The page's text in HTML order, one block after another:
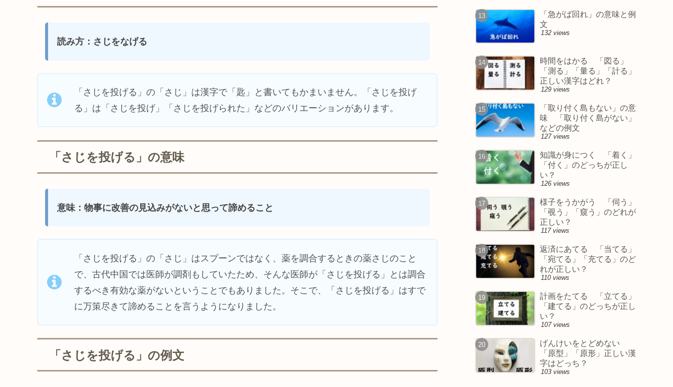
読み方：さじをなげる
「さじを投げる」の「さじ」は漢字で「匙」と書いてもかまいません。「さじを投げ
る」は「さじを投げ」「さじを投げられた」などのバリエーションがあります。
「さじを投げる」の意味
意味：物事に改善の見込みがないと思って諦めること
「さじを投げる」の「さじ」はスプーンではなく、薬を調合するときの薬さじのこと
で、古代中国では医師が調剤もしていたため、そんな医師が「さじを投げる」とは調合
するべき有効な薬がないということでもありました。そこで、「さじを投げる」はすで
に万策尽きて諦めることを言うようになりました。
「さじを投げる」の例文
「急がば回れ」の意味と例
文
132 views
時間をはかる 「図る」
「測る」「量る」「計る」
正しい漢字はどれ？
129 views
「取り付く島もない」の意
味 「取り付く島がない」
などの例文
127 views
知識が身につく 「着く」
「付く」のどっちが正し
い？
126 views
様子をうかがう 「伺う」
「覗う」「窺う」のどれが
正しい？
117 views
返済にあてる 「当てる」
「宛てる」「充てる」のど
れが正しい？
110 views
計画をたてる 「立てる」
「建てる」のどっちが正し
い？
107 views
げんけいをとどめない
「原型」「原形」正しい漢
字はどっち？
103 views